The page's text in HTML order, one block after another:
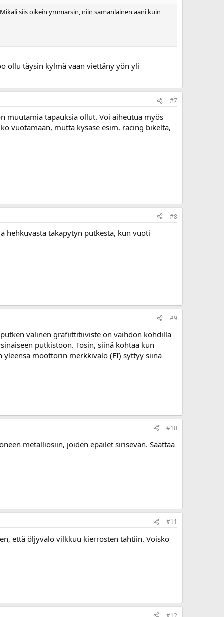
siis oikein ymmärsin, niin samanlainen ääni kuin
ollu täysin kylmä vaan viettäny yön yli
#7
muutamia tapauksia ollut. Voi aiheutua myös
vuotamaan, mutta kysäse esim. racing bikelta,
#8
hehkuvasta takapytyn putkesta, kun vuoti
#9
välinen grafiittitiiviste on vaihdon kohdilla
putkistoon. Tosin, siinä kohtaa kun
yleensä moottorin merkkivalo (FI) syttyy siinä
#10
metalliosiin, joiden epäilet sirisevän. Saattaa
#11
että öljyvalo vilkkuu kierrosten tahtiin. Voisko